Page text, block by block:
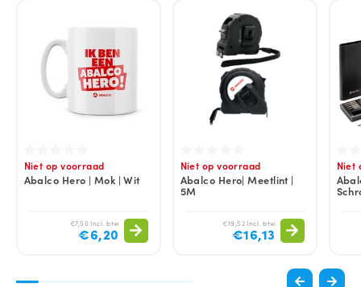
Niet op voorraad
Abalco Hero | Mok | Wit
€7,50 Incl. btw
€6,20
Niet op voorraad
Abalco Hero| Meetlint |
5M
€19,52 Incl. btw
€16,13
Niet